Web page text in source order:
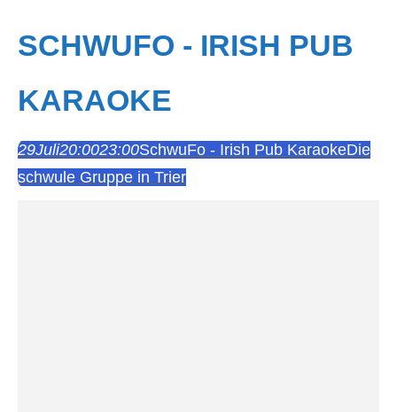
SCHWUFO - IRISH PUB
KARAOKE
29Juli20:0023:00SchwuFo - Irish Pub KaraokeDie
schwule Gruppe in Trier